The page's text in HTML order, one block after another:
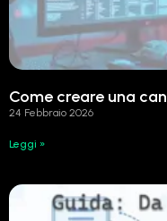
Come creare una
24 Febbraio 2026
Leggi »